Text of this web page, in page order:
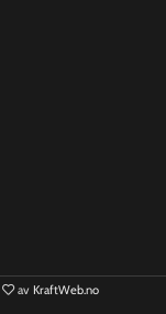
av KraftWeb.no